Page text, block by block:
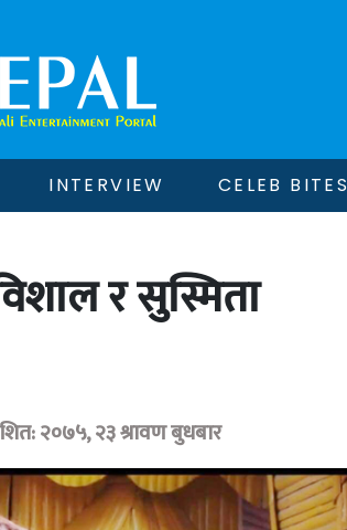
INTERVIEW CELEB BITES
र सुस्मिता
२०७५, २३ श्रावण बुधबार